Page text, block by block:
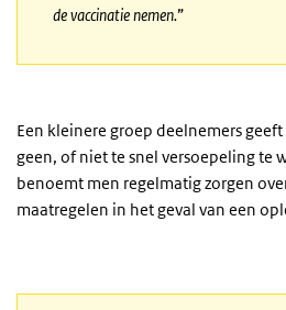
de vaccinatie nemen.”
Een kleinere groep deelnemers
geen, of niet te snel versoepeling te
benoemt men regelmatig zorgen
maatregelen in het geval van een